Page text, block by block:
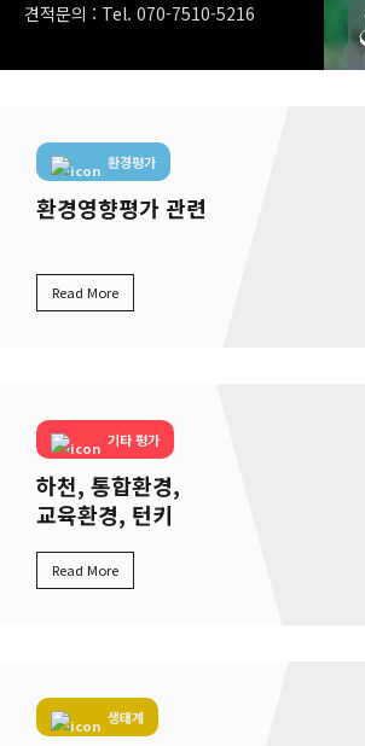
견적문의 : Tel. 070-7510-5216
환경평가
환경영향평가 관련
Read More
기타 평가
하천, 통합환경,
교육환경, 턴키
Read More
생태계